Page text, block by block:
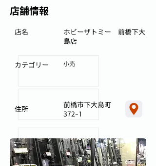
店舗情報
ホビーザトミー 前橋下大
島店
店名
小売
カテゴリー
前橋市下大島町
372-1
住所